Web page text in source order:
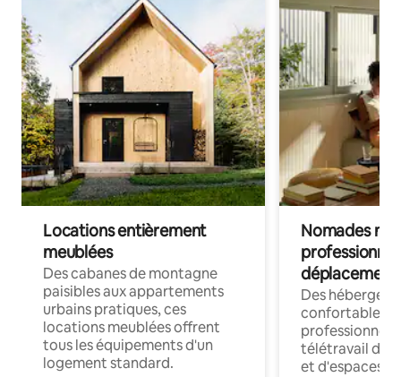
Locations entièrement
meublées
Des cabanes de montagne
paisibles aux appartements
urbains pratiques, ces
locations meublées offrent
tous les équipements d'un
logement standard.
Nomades
déplacement
Des
confortables
professionnels
télétravail
et d'espaces